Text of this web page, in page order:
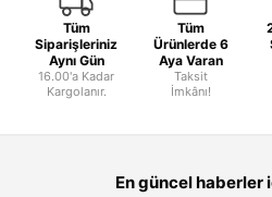
Tüm
Siparişleriniz
Aynı Gün
16.00'a Kadar
Kargolanır.
Tüm
Ürünlerde 6
Aya Varan
Taksit
İmkânı!
En güncel haberler